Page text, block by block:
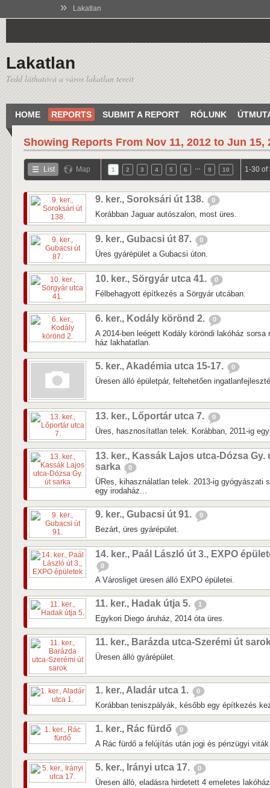
» Lakatlan
Lakatlan
Tedd láthatóvá a város lakatlan tereit
HOME REPORTS SUBMIT A REPORT RÓLUNK
Showing Reports From Nov 11, 2012 to Jun 15,
List Map 1 2 3 4 5 6 9 10 1-30 of
9. ker., Soroksári út 138. 0
Korábban Jaguar autószalon, most üres.
9. ker., Gubacsi út 87. 0
Üres gyárépület a Gubacsi úton.
10. ker., Sörgyár utca 41. 0
Félbehagyott építkezés a Sörgyár utcában.
6. ker., Kodály körönd 2. 0
A 2014-ben leégett Kodály köröndi lakóház sorsa
ház lakhatatlan.
5. ker., Akadémia utca 15-17. 0
Üresen álló épületpár, feltehetően
13. ker., Lőportár utca 7. 0
Üres, hasznosítatlan telek. Korábban, 2011-ig
13. ker., Kassák Lajos utca-Dózsa Gy.
sarka
0
ÜRes, kihasználatlan telek. 2013-ig gyógyászati
egy irodaház...
9. ker., Gubacsi út 91. 0
Bezárt, üres gyárépület.
14. ker., Paál László út 3., EXPO
0
A Városliget üresen álló EXPO épületei.
11. ker., Hadak útja 5. 1
Egykori Diego áruház, 2014 óta üres.
11. ker., Barázda utca-Szerémi út
Üresen álló gyárépület.
1. ker., Aladár utca 1. 0
Korábban teniszpályák, később egy építkezés
1. ker., Rác fürdő 0
A Rác fürdő a felújítás után jogi és pénzügyi
5. ker., Irányi utca 17. 0
Üresen álló, eladásra hirdetett 4 emeletes